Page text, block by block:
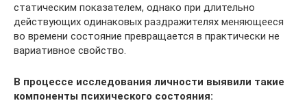
статическим показателем, однако при длительно
действующих одинаковых раздражителях меняющееся
во времени состояние превращается в практически не
вариативное свойство.
В процессе исследования личности выявили такие
компоненты психического состояния: